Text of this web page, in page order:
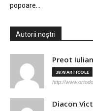
popoare…
Autorii noștri
Preot
3878 ARTICOLE
http://
Diacon